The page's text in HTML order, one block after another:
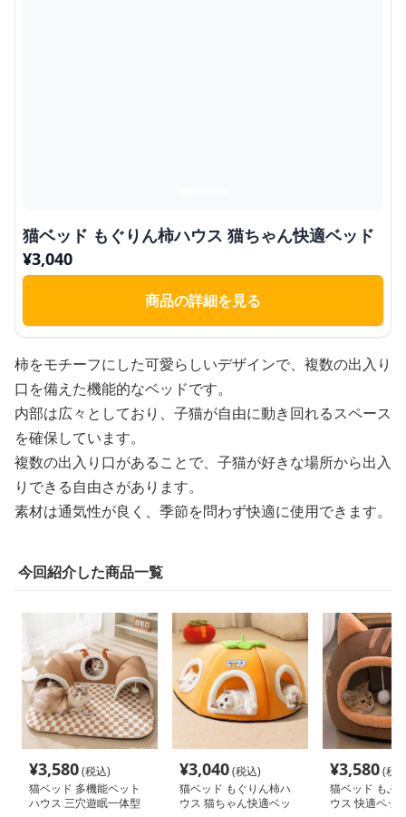
猫ベッド もぐりん柿ハウス 猫ちゃん快適ベッド
¥3,040
商品の詳細を見る
柿をモチーフにした可愛らしいデザインで、複数の出入り
口を備えた機能的なベッドです。
内部は広々としており、子猫が自由に動き回れるスペース
を確保しています。
複数の出入り口があることで、子猫が好きな場所から出入
りできる自由さがあります。
素材は通気性が良く、季節を問わず快適に使用できます。
今回紹介した商品一覧
¥3,580(税込)
猫ベッド 多機能ペット
ハウス 三穴遊眠一体型
¥3,040(税込)
猫ベッド もぐりん柿ハ
ウス 猫ちゃん快適ベッ
¥3,580(税
猫ベッド もふ
ウス 快適ペッ